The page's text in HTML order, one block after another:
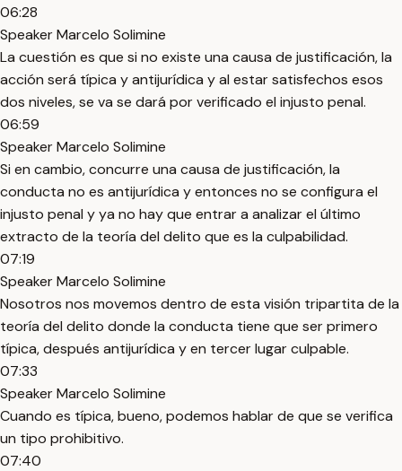
06:28
Speaker Marcelo Solimine
La cuestión es que si no existe una causa de justificación, la
acción será típica y antijurídica y al estar satisfechos esos
dos niveles, se va se dará por verificado el injusto penal.
06:59
Speaker Marcelo Solimine
Si en cambio, concurre una causa de justificación, la
conducta no es antijurídica y entonces no se configura el
injusto penal y ya no hay que entrar a analizar el último
extracto de la teoría del delito que es la culpabilidad.
07:19
Speaker Marcelo Solimine
Nosotros nos movemos dentro de esta visión tripartita de la
teoría del delito donde la conducta tiene que ser primero
típica, después antijurídica y en tercer lugar culpable.
07:33
Speaker Marcelo Solimine
Cuando es típica, bueno, podemos hablar de que se verifica
un tipo prohibitivo.
07:40